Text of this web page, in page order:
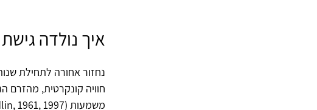
איך נולדה
נחזור אחורה לתחילת